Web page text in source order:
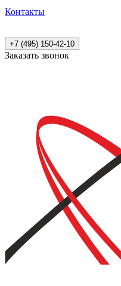
Контакты
+7 (495) 150-42-10
Заказать звонок